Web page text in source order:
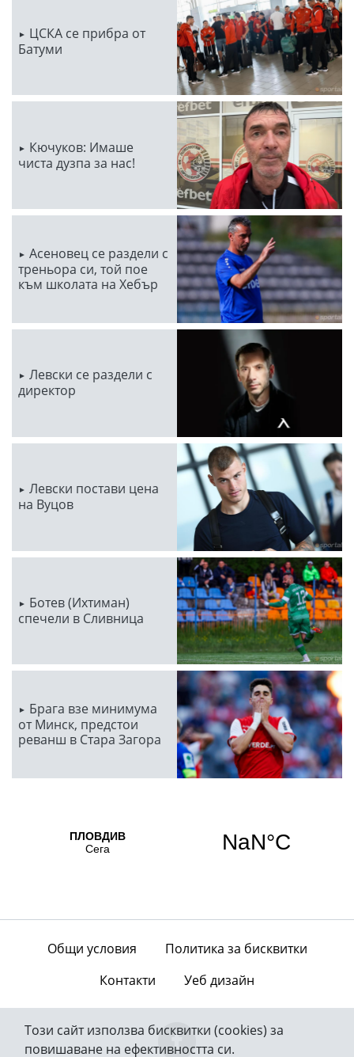
ЦСКА се прибра от
Батуми
Кючуков: Имаше
чиста дузпа за нас!
Асеновец се раздели с
треньора си, той пое
към школата на Хебър
Левски се раздели с
директор
Левски постави цена
на Вуцов
Ботев (Ихтиман)
спечели в Сливница
Брага взе минимума
от Минск, предстои
реванш в Стара Загора
Общи условия
Политика за бисквитки
Контакти
Уеб дизайн
Този сайт използва бисквитки (cookies) за
повишаване на ефективността си.